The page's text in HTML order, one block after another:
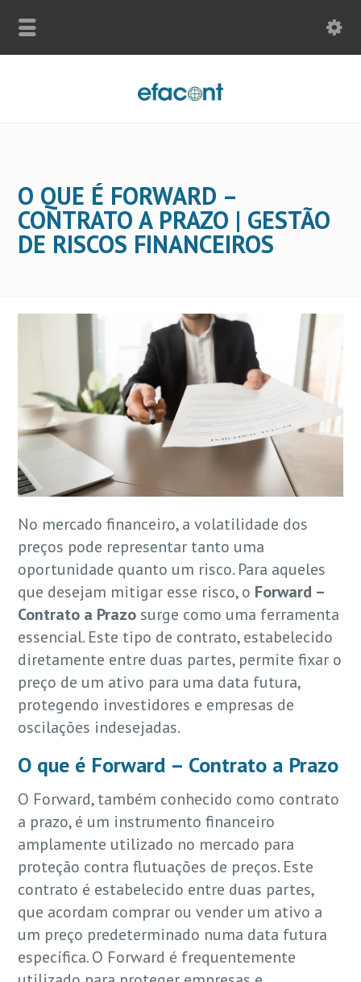
O QUE É FORWARD –
CONTRATO A PRAZO | GESTÃO
DE RISCOS FINANCEIROS
No mercado financeiro, a volatilidade dos
preços pode representar tanto uma
oportunidade quanto um risco. Para aqueles
que desejam mitigar esse risco, o Forward –
Contrato a Prazo surge como uma ferramenta
essencial. Este tipo de contrato, estabelecido
diretamente entre duas partes, permite fixar o
preço de um ativo para uma data futura,
protegendo investidores e empresas de
oscilações indesejadas.
O que é Forward – Contrato a Prazo
O Forward, também conhecido como contrato
a prazo, é um instrumento financeiro
amplamente utilizado no mercado para
proteção contra flutuações de preços. Este
contrato é estabelecido entre duas partes,
que acordam comprar ou vender um ativo a
um preço predeterminado numa data futura
específica. O Forward é frequentemente